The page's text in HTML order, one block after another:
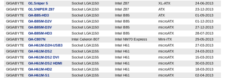
GIGABYTE
G1.Sniper 5 Socket LGA1150 Intel Z87 XL-ATX
24-06-2013
GIGABYTE
G1.SNIPER Z87 Socket LGA1150 Intel Z87 ATX
23-12-2013
GIGABYTE
GA-B85-HD3 Socket LGA1150 Intel B85 ATX
01-09-2013
GIGABYTE
GA-B85M-D2V Socket LGA1150 Intel B85 microATX
01-12-2013
GIGABYTE
GA-B85M-D3V Socket LGA1150 Intel B85 microATX
27-12-2013
GIGABYTE
GA-B85M-HD3 Socket LGA1150 Intel B85 microATX
28-07-2013
GIGABYTE
GA-C807N Intel Celeron 807 Intel NM70 Express Mini-ITX
29-05-2013
GIGABYTE
GA-H61M-D2H-USB3 Socket LGA1155 Intel H61 microATX
27-03-2013
GIGABYTE
GA-H61M-DS2 Socket LGA1155 Intel H61 microATX
24-03-2013
GIGABYTE
GA-H61M-DS2 DVI Socket LGA1155 Intel H61 microATX
15-03-2013
GIGABYTE
GA-H61M-DS2 HDMI Socket LGA1155 Intel H61 microATX
30-03-2013
GIGABYTE
GA-H61M-HD2 Socket LGA1155 Intel H61 microATX
18-03-2013
GIGABYTE
GA-H61M-S1 Socket LGA1155 Intel H61 microATX
02-04-2013